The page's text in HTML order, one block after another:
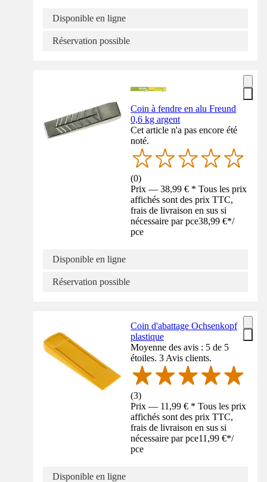
Disponible en ligne
Réservation possible
Coin à fendre en alu Freund
0,6 kg argent
Cet article n'a pas encore été
noté.
(0)
Prix — 38,99 € * Tous les prix
affichés sont des prix TTC,
frais de livraison en sus si
nécessaire par pce38,99 €*/
pce
Disponible en ligne
Réservation possible
Coin d'abattage Ochsenkopf
plastique
Moyenne des avis : 5 de 5
étoiles. 3 Avis clients.
(3)
Prix — 11,99 € * Tous les prix
affichés sont des prix TTC,
frais de livraison en sus si
nécessaire par pce11,99 €*/
pce
Disponible en ligne